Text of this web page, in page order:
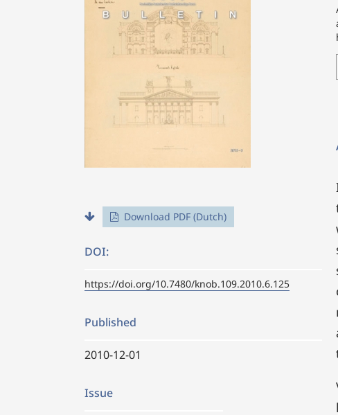
Download PDF (Dutch)
DOI:
https://doi.org/10.7480/knob.109.2010.6.125
Published
2010-12-01
Issue